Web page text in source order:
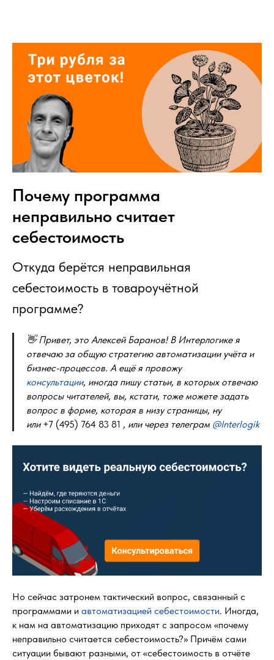
Почему программа
неправильно считает
себестоимость
Откуда берётся неправильная
себестоимость в товароучётной
программе?
👋 Привет, это Алексей Баранов! В Интерлогике я
отвечаю за общую стратегию автоматизации учёта и
бизнес-процессов. А ещё я провожу
консультации, иногда пишу статьи, в которых отвечаю
вопросы читателей, вы, кстати, тоже можете задать
вопрос в форме, которая в низу страницы, ну
или +7 (495) 764 83 81 , или через телеграм @Interlogik
Но сейчас затронем тактический вопрос, связанный с
программами и автоматизацией себестоимости. Иногда,
к нам на автоматизацию приходят с запросом «почему
неправильно считается себестоимость?» Причём сами
ситуации бывают разными, от «себестоимость в отчёте